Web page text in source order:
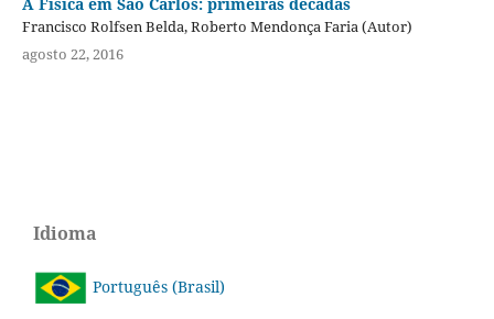
Francisco Rolfsen Belda, Roberto Mendonça Faria (Autor)
agosto 22, 2016
Idioma
Português (Brasil)